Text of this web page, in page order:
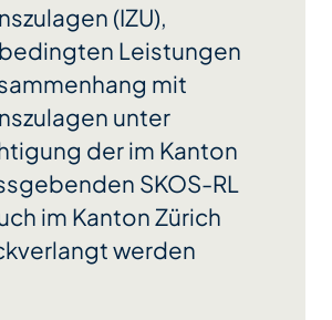
(IZU),
Leistungen
mit
unter
der im Kanton
SKOS-RL
im Kanton Zürich
werden